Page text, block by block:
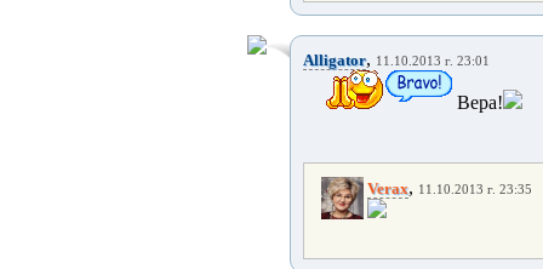
Alligator, 11.10.2013 г. 23:01
Вера!
Verax, 11.10.2013 г. 23:35